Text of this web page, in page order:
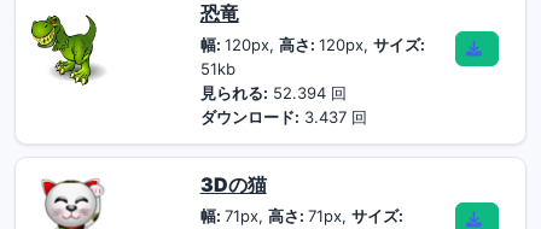
恐竜
幅: 120px, 高さ: 120px, サイズ:
51kb
見られる: 52.394 回
ダウンロード: 3.437 回
3Dの猫
幅: 71px, 高さ: 71px, サイズ: